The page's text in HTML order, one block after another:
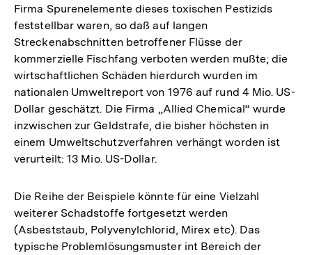
Firma Spurenelemente dieses toxischen Pestizids
feststellbar waren, so daß auf langen
Streckenabschnitten betroffener Flüsse der
kommerzielle Fischfang verboten werden mußte; die
wirtschaftlichen Schäden hierdurch wurden im
nationalen Umweltreport von 1976 auf rund 4 Mio. US-
Dollar geschätzt. Die Firma „Allied Chemical“ wurde
inzwischen zur Geldstrafe, die bisher höchsten in
einem Umweltschutzverfahren verhängt worden ist
verurteilt: 13 Mio. US-Dollar.
Die Reihe der Beispiele könnte für eine Vielzahl
weiterer Schadstoffe fortgesetzt werden
(Asbeststaub, Polyvenylchlorid, Mirex etc). Das
typische Problemlösungsmuster int Bereich der